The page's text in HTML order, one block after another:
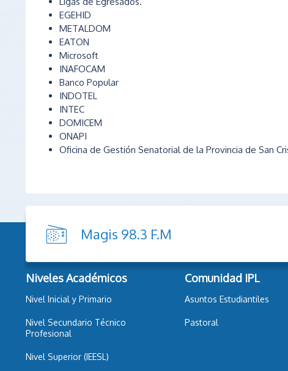
EGEHID
METALDOM
EATON
Microsoft
INAFOCAM
Banco Popular
INDOTEL
INTEC
DOMICEM
ONAPI
Oficina de Gestión Senatorial de la Provincia de San
Magis 98.3 F.M
Niveles Académicos
Nivel Inicial y Primario
Nivel Secundario Técnico
Profesional
Nivel Superior (IEESL)
Comunidad IPL
Asuntos Estudiantiles
Pastoral